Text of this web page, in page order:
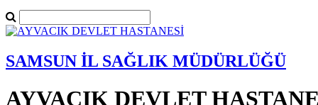
SAMSUN İL SAĞLIK MÜDÜRLÜĞÜ
AYVACIK DEVLET